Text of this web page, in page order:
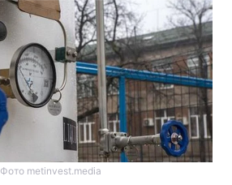
Фото metinvest.media